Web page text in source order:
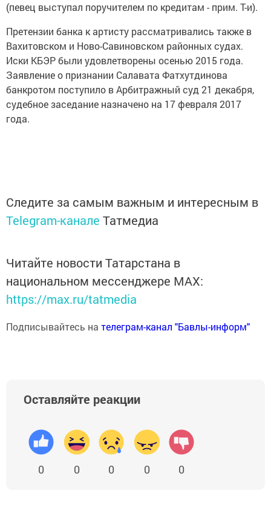
(певец выступал поручителем по кредитам - прим. Т-и).
Претензии банка к артисту рассматривались также в
Вахитовском и Ново-Савиновском районных судах.
Иски КБЭР были удовлетворены осенью 2015 года.
Заявление о признании Салавата Фатхутдинова
банкротом поступило в Арбитражный суд 21 декабря,
судебное заседание назначено на 17 февраля 2017
года.
Следите за самым важным и интересным в
Telegram-канале Татмедиа
Читайте новости Татарстана в
национальном мессенджере MАХ:
https://max.ru/tatmedia
Подписывайтесь на телеграм-канал "Бавлы-информ"
Оставляйте реакции
0 0 0 0 0